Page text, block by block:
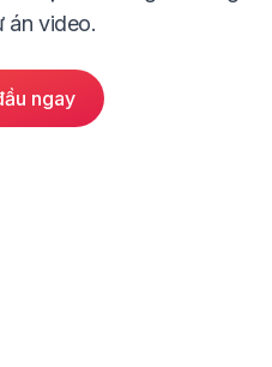
án video.
ngay